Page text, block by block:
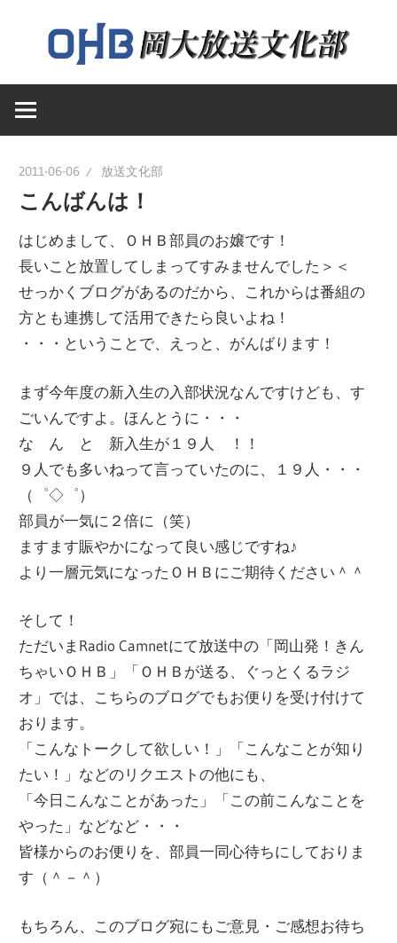
ン
へ
学
放
送
文
部
岡
大
送
文
化
部
の
ウ
ェ
ペ
ー
ジ
で
す
2011-06-06 放送文化部
こんばんは！
はじめまして、ＯＨＢ部員のお嬢です！
長いこと放置してしまってすみませんでした＞＜
せっかくブログがあるのだから、これからは番組の
方とも連携して活用できたら良いよね！
・・・ということで、えっと、がんばります！
まず今年度の新入生の入部状況なんですけども、す
ごいんですよ。ほんとうに・・・
な ん と 新入生が１９人 ！！
９人でも多いねって言っていたのに、１９人・・・
（゜◇゜）
部員が一気に２倍に（笑）
ますます賑やかになって良い感じですね♪
より一層元気になったＯＨＢにご期待ください＾＾
そして！
ただいまRadio Camnetにて放送中の「岡山発！きん
ちゃいＯＨＢ」「ＯＨＢが送る、ぐっとくるラジ
オ」では、こちらのブログでもお便りを受け付けて
おります。
「こんなトークして欲しい！」「こんなことが知り
たい！」などのリクエストの他にも、
「今日こんなことがあった」「この前こんなことを
やった」などなど・・・
皆様からのお便りを、部員一同心待ちにしておりま
す（＾－＾）
もちろん、このブログ宛にもご意見・ご感想お待ち